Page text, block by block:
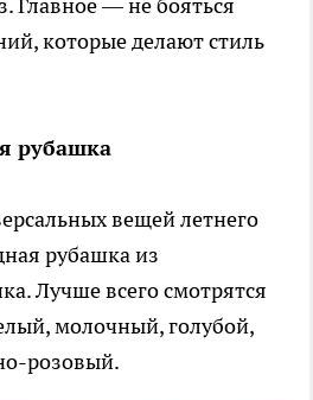
которые делают стиль
рубашка
вещей летнего
рубашка из
Лучше всего смотрятся
молочный, голубой,
розовый.